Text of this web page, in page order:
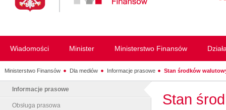
Wiadomości Minister Ministerstwo Finansów
Ministerstwo Finansów Dla mediów Informacje prasowe Stan środków
Informacje prasowe
Obsługa prasowa Stan